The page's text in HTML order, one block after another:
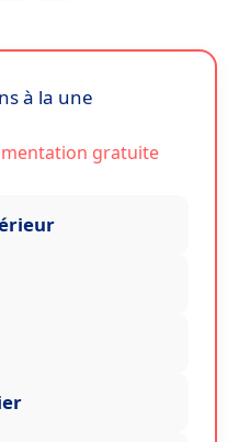
k
e
n
ta
g
à la une
gratuite